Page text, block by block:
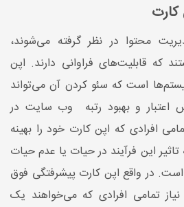
کارت
محتوا در نظر گرفته می‌شوند،
که قابلیت‌های فراوانی دارند. اپن
است که سئو کردن آن می‌تواند
اعتبار و بهبود رتبه وب سایت در
افرادی که اپن کارت خود را بهینه
این فرآیند در حیات یا عدم حیات
در واقع اپن کارت پیشرفتگی فوق
نیاز تمامی افرادی که می‌خواهند یک